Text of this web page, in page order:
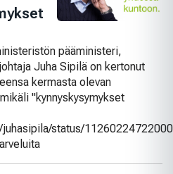
pääministeri,
Juha Sipilä on kertonut
kermasta olevan
"kynnyskysymykset
status/